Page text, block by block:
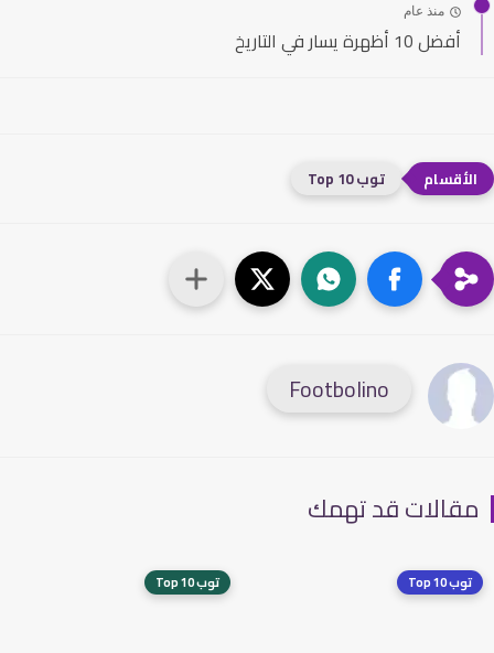
منذ عام
أفضل 10 أظهرة يسار في التاريخ
توب 10 Top
Footbolino
قد تهمك
توب 10 Top توب 10 Top